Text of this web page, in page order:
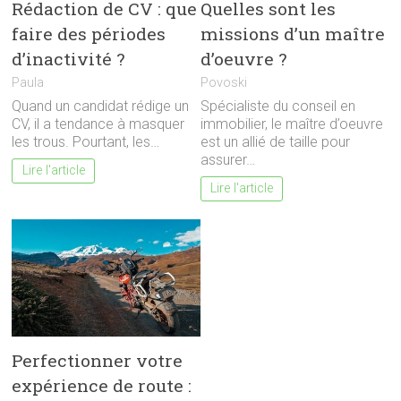
Rédaction de CV : que
faire des périodes
d’inactivité ?
Paula
Quand un candidat rédige un
CV, il a tendance à masquer
les trous. Pourtant, les…
Lire l'article
Quelles sont les
missions d’un maître
d’oeuvre ?
Povoski
Spécialiste du conseil en
immobilier, le maître d’oeuvre
est un allié de taille pour
assurer…
Lire l'article
Perfectionner votre
expérience de route :